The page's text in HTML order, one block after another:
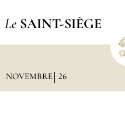
Le SAINT-SIÈGE
NOVEMBRE 26